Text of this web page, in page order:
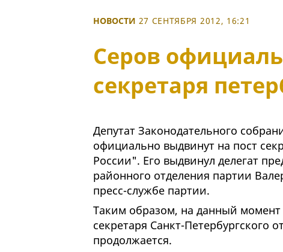
НОВОСТИ 27 СЕНТЯБРЯ 2012, 16:21
Серов
секретаря
Депутат Законодательного
официально выдвинут на пост
России". Его выдвинул делегат
районного отделения партии
пресс-службе партии.
Таким образом, на данный
секретаря Санкт-
продолжается.